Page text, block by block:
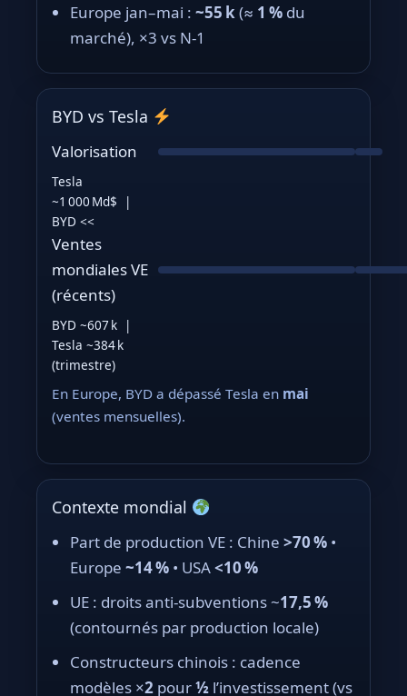
Europe jan–mai : ~55 k(≈ 1 % du
marché), ×3 vs N‑1
BYD vs Tesla
Valorisation
Tesla
~1 000 Md$ |
BYD <<
Ventes
mondiales VE
(récents)
BYD ~607 k |
Tesla ~384 k
(trimestre)
En Europe, BYD a dépassé Tesla en mai
(ventes mensuelles).
Contexte mondial
Part de production VE : Chine >70 % •
Europe ~14 % • USA<10 %
UE : droits anti-subventions ~17,5 %
(contournés par production locale)
Constructeurs chinois : cadence
modèles ×2 pour½ l’investissement (vs